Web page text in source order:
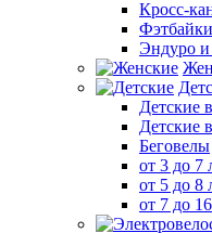
Кросс-
Фэтбайки
Эндуро и
Детские
Детские
Беговелы
от 3 до 7
от 5 до 8
от 7 до